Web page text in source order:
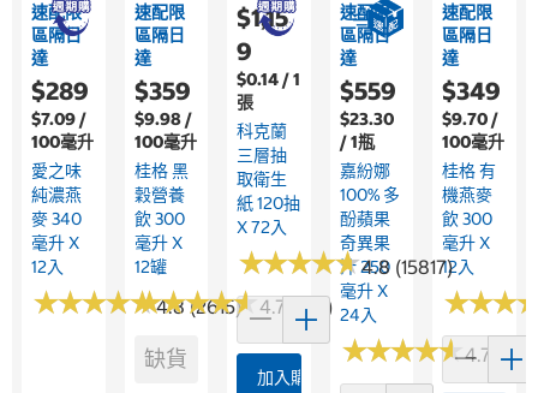
速配限
區隔日
達
$289
$7.09 /
100毫升
愛之味
純濃燕
麥 340
毫升 X
12入
★★★★★
★★★★★4.8 (2615)
速配限
區隔日
達
$359
$9.98 /
100毫升
桂格 黑
穀營養
飲 300
毫升 X
12罐
★★★★★
★★★★★4.7 (186)
缺貨
$1,15
9
$0.14 / 1
張
科克蘭
三層抽
取衛生
紙 120抽
X 72入
★★★★★
★★★★★4.8 (15817)
加入購物車
速配限
區隔日
達
$559
$23.30
/ 1瓶
嘉紛娜
100% 多
酚蘋果
奇異果
汁 250
毫升 X
24入
★★★★★
★★★★★4.7
速配限
區隔日
達
$349
$9.70 /
100毫升
桂格 有
機燕麥
飲 300
毫升 X
12入
★★★
★★★